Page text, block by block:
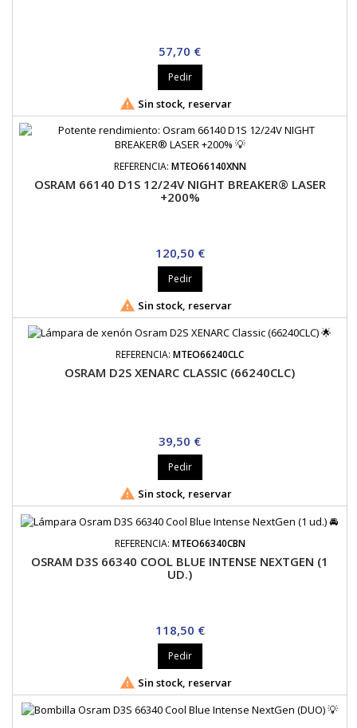
Precio
57,70 €
Pedir
 Sin stock, reservar
REFERENCIA: MTEO66140XNN
OSRAM 66140 D1S 12/24V NIGHT BREAKER® LASER
+200%
Precio
120,50 €
Pedir
 Sin stock, reservar
REFERENCIA: MTEO66240CLC
OSRAM D2S XENARC CLASSIC (66240CLC)
Precio
39,50 €
Pedir
 Sin stock, reservar
REFERENCIA: MTEO66340CBN
OSRAM D3S 66340 COOL BLUE INTENSE NEXTGEN (1
UD.)
Precio
118,50 €
Pedir
 Sin stock, reservar